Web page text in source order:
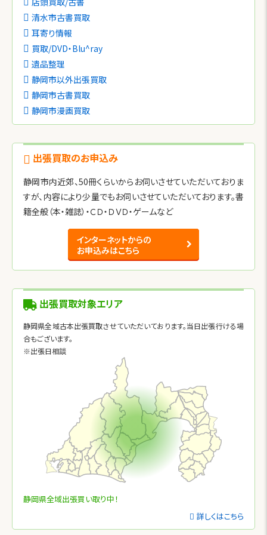
清水市古書買取
耳寄り情報
買取/DVD・Blu^ray
遺品整理
静岡市以外出張買取
静岡市古書買取
静岡市漫画買取
出張買取のお申込み
静岡市内近郊、50冊くらいからお伺いさせていただいておりま
すが、内容により少量でもお伺いさせていただいております。書
籍全般（本・雑誌）・ＣＤ・ＤＶＤ・ゲームなど
インターネットからの
お申込みはこちら
出張買取対象エリア
静岡県全域古本出張買取させていただいております。当日出張行ける場
合もございます。
※出張日相談
静岡県全域出張買い取り中！
詳しくはこちら